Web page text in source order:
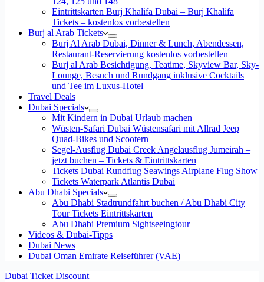
Eintrittskarten Burj Khalifa Dubai – Burj Khalifa
Tickets – kostenlos vorbestellen
Burj al Arab Tickets
Burj Al Arab Dubai, Dinner & Lunch, Abendessen,
Restaurant-Reservierung kostenlos vorbestellen
Burj al Arab Besichtigung, Teatime, Skyview Bar, Sky-
Lounge, Besuch und Rundgang inklusive Cocktails
und Tee im Luxus-Hotel
Travel Deals
Dubai Specials
Mit Kindern in Dubai Urlaub machen
Wüsten-Safari Dubai Wüstensafari mit Allrad Jeep
Quad-Bikes und Scootern
Segel-Ausflug Dubai Creek Angelausflug Jumeirah –
jetzt buchen – Tickets & Eintrittskarten
Tickets Dubai Rundflug Seawings Airplane Flug Show
Tickets Waterpark Atlantis Dubai
Abu Dhabi Specials
Abu Dhabi Stadtrundfahrt buchen / Abu Dhabi City
Tour Tickets Eintrittskarten
Abu Dhabi Premium Sightseeingtour
Videos & Dubai-Tipps
Dubai News
Dubai Oman Emirate Reiseführer (VAE)
Dubai Ticket Discount